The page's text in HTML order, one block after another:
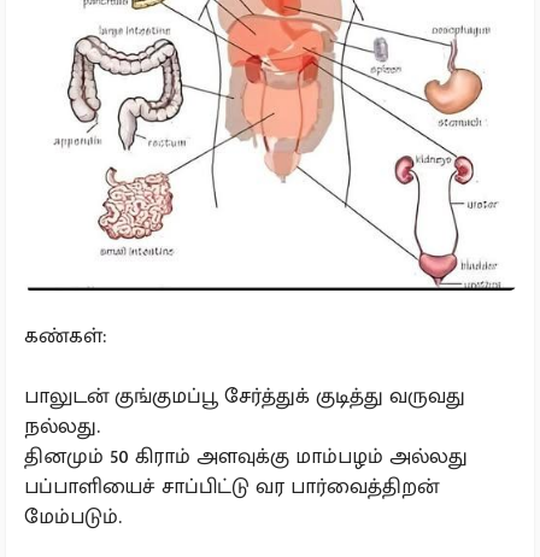
கண்கள்:
பாலுடன் குங்குமப்பூ சேர்த்துக் குடித்து வருவது
நல்லது.
தினமும் 50 கிராம் அளவுக்கு மாம்பழம் அல்லது
பப்பாளியைச் சாப்பிட்டு வர பார்வைத்திறன்
மேம்படும்.